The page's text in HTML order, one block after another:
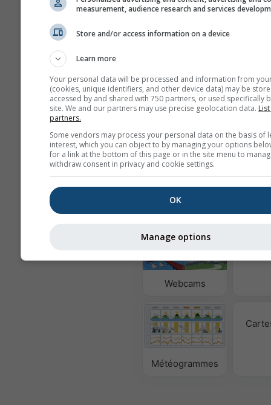
Apparence
Jours
Fond
Avec image de fond
Avec couleur de fond
Pas de fond : Texte
Plus de données météo
Webcams
Météogrammes
measurement, audience research and services
Store and/or access information on a device
Learn more
Your personal data will be processed and information from
(cookies, unique identifiers, and other device data) may be
accessed by and shared with 750 partners, or used specifically
site. We and our partners may use precise geolocation data.
partners.
Some vendors may process your personal data on the basis of
interest, which you can object to by managing your options
for a link at the bottom of this page or in the site menu to
withdraw consent in privacy and cookie settings.
OK
Manage options